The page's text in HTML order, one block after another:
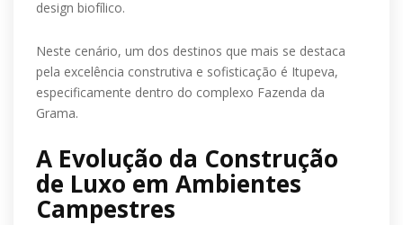
design biofílico.
Neste cenário, um dos destinos que mais se destaca
pela excelência construtiva e sofisticação é Itupeva,
especificamente dentro do complexo Fazenda da
Grama.
A Evolução da Construção
de Luxo em Ambientes
Campestres